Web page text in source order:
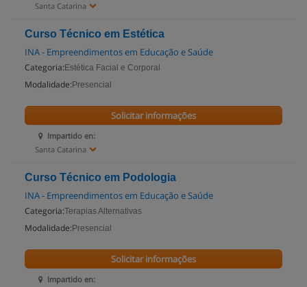
Santa Catarina
Curso Técnico em Estética
INA - Empreendimentos em Educação e Saúde
Categoria: Estética Facial e Corporal
Modalidade: Presencial
Impartido en:
Santa Catarina
Solicitar informações
Curso Técnico em Podologia
INA - Empreendimentos em Educação e Saúde
Categoria:Terapias Alternativas
Modalidade: Presencial
Impartido en:
Solicitar informações